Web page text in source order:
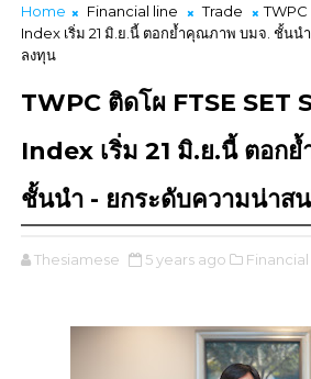
Home Financial line Trade
TWPC
Index เริ่ม 21 มิ.ย.นี้ ตอกย้ำคุณภาพ บมจ. ชั้นน
ลงทุน
TWPC ติดโผ FTSE SET
Index เริ่ม 21 มิ.ย.นี้ ตอก
ชั้นนำ - ยกระดับความน่าส
Thesiamese 5 years ago Financial